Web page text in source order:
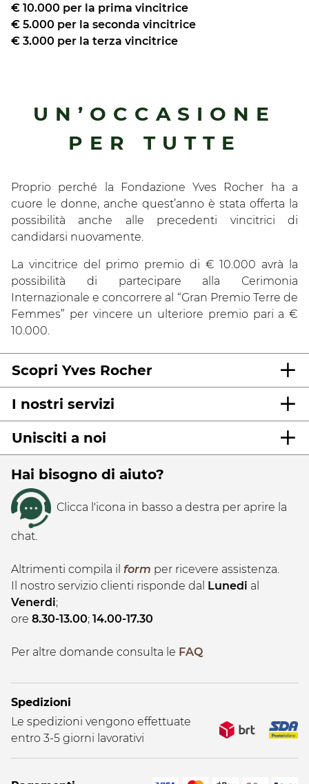
€ 10.000 per la prima vincitrice
€ 5.000 per la seconda vincitrice
€ 3.000 per la terza vincitrice
UN’OCCASIONE
PER TUTTE
Proprio perché la Fondazione Yves Rocher ha a
cuore le donne, anche quest’anno è stata offerta la
possibilità anche alle precedenti vincitrici di
candidarsi nuovamente.
La vincitrice del primo premio di € 10.000 avrà la
possibilità di partecipare alla Cerimonia
Internazionale e concorrere al “Gran Premio Terre de
Femmes” per vincere un ulteriore premio pari a €
10.000.
Scopri Yves Rocher
I nostri servizi
Unisciti a noi
Hai bisogno di aiuto?
Clicca l'icona in basso a destra per aprire la
chat.
Altrimenti compila il form per ricevere assistenza.
Il nostro servizio clienti risponde dal Lunedi al
Venerdi;
ore 8.30-13.00; 14.00-17.30
Per altre domande consulta le FAQ
Spedizioni
Le spedizioni vengono effettuate
entro 3-5 giorni lavorativi